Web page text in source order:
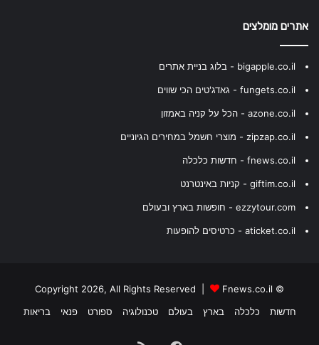
אתרים מומלצים
bigapple.co.il - בלוג בניית אתרים
fungets.co.il - גאדג'טים הכי שווים
azone.co.il - הכל על קניה באמזון
zipzap.co.il - מוצרי חשמל במחירים הגיוניים
fnews.co.il - חדשות כלכלה
giftim.co.il - קניות באינטרנט
ezzytour.com - חופשות בארץ ובעולם
aticket.co.il - כרטיסים להופעות
© Copyright 2026, All Rights Reserved |
Fnews.co.il
חדשות
כלכלה בארץ בעולם טכנולוגיה ספורט פנאי בריאות